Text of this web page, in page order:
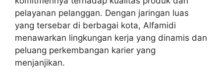
pelayanan pelanggan. Dengan jaringan luas
yang tersebar di berbagai kota, Alfamidi
menawarkan lingkungan kerja yang dinamis dan
peluang perkembangan karier yang
menjanjikan.